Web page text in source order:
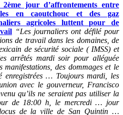
jour d’affrontements entre
en caoutchouc et des gaz
agricoles luttent pour de
“Les journaliers ont défilé pour
de travail dans les domaines, de
de sécurité sociale ( IMSS) et
arrêtés mardi soir pour alléguée
des dommages et le
enregistrées … Toujours mardi, les
avec le gouverneur, Francisco
qu’ils ne seraient pas utiliser la
de 18:00 h, le mercredi … jour
de la ville de San Quintin …